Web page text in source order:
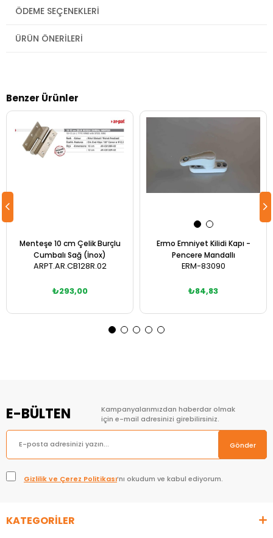
ÖDEME SEÇENEKLERI
ÜRÜN ÖNERILERI
Benzer Ürünler
Menteşe 10 cm Çelik Burçlu
Cumbalı Sağ (İnox)
ARPT.AR.CB128R.02
₺293,00
Ermo Emniyet Kilidi Kapı -
Pencere Mandallı
ERM-83090
₺84,83
E-BÜLTEN
Kampanyalarımızdan haberdar olmak
için e-mail adresinizi girebilirsiniz.
Gönder
Gizlilik ve Çerez Politikası’nı okudum ve kabul ediyorum.
KATEGORİLER